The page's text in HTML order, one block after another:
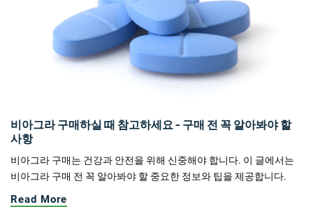
비아그라 구매하실 때 참고하세요 - 구매 전 꼭 알아봐야 할
사항
비아그라 구매는 건강과 안전을 위해 신중해야 합니다. 이 글에서는
비아그라 구매 전 꼭 알아봐야 할 중요한 정보와 팁을 제공합니다.
Read More